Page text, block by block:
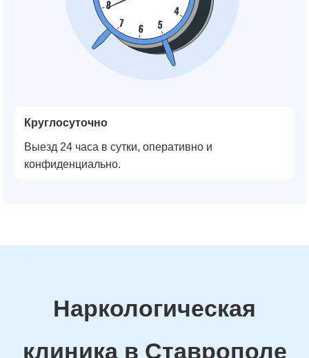
Круглосуточно
Выезд 24 часа в сутки, оперативно и
конфиденциально.
Наркологическая
клиника в Ставрополе